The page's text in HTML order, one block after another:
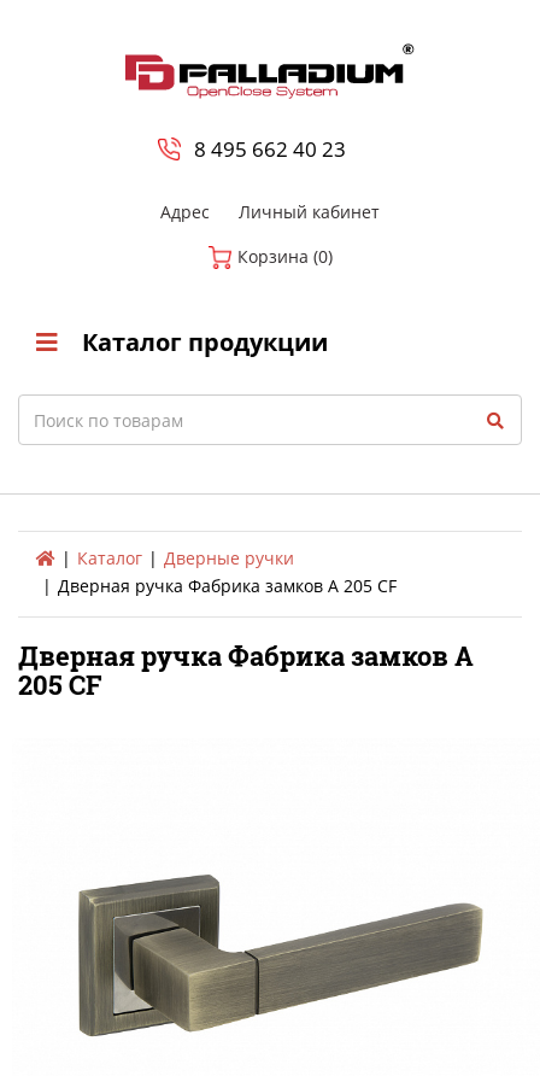
8 495 662 40 23
Адрес
Личный кабинет
Корзина (0)
Каталог продукции
Search
Каталог
Дверные ручки
Дверная ручка Фабрика замков A 205 CF
Дверная ручка Фабрика замков A
205 CF